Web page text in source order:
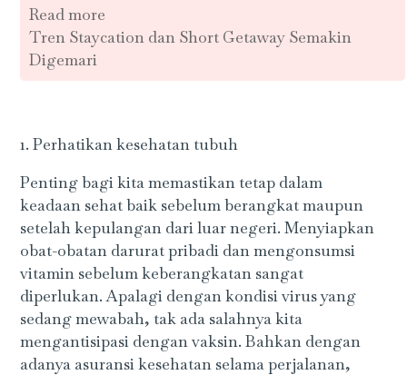
Read more
Tren Staycation dan Short Getaway Semakin
Digemari
1. Perhatikan kesehatan tubuh
Penting bagi kita memastikan tetap dalam
keadaan sehat baik sebelum berangkat maupun
setelah kepulangan dari luar negeri. Menyiapkan
obat-obatan darurat pribadi dan mengonsumsi
vitamin sebelum keberangkatan sangat
diperlukan. Apalagi dengan kondisi virus yang
sedang mewabah, tak ada salahnya kita
mengantisipasi dengan vaksin. Bahkan dengan
adanya asuransi kesehatan selama perjalanan,